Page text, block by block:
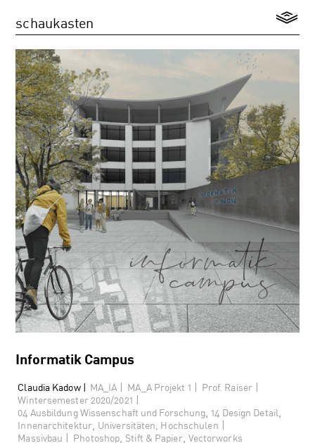
schaukasten
Informatik Campus
Claudia Kadow | MA_IA | MA_A Projekt 1 | Prof. Raiser |
Wintersemester 2020/2021 |
04 Ausbildung Wissenschaft und Forschung, 14 Design Detail,
Innenarchitektur, Universitäten, Hochschulen |
Massivbau | Photoshop, Stift & Papier, Vectorworks